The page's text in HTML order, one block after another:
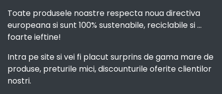
Toate produsele noastre respecta noua directiva
europeana si sunt 100% sustenabile, reciclabile si ...
foarte ieftine!
Intra pe site si vei fi placut surprins de gama mare de
produse, preturile mici, discounturile oferite clientilor
nostri.